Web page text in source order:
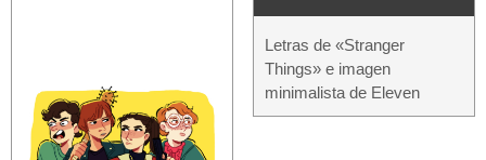
Letras de «Stranger
Things» e imagen
minimalista de Eleven